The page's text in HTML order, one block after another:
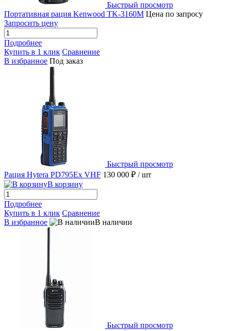
Быстрый просмотр
Портативная рация Kenwood TK-3160M Цена по запросу
Запросить цену
Подробнее
Купить в 1 клик Сравнение
В избранное Под заказ
Быстрый просмотр
Рация Hytera PD795Ex VHF 130 000 ₽ / шт
В корзину
Подробнее
Купить в 1 клик Сравнение
В избранное
В наличии
Быстрый просмотр